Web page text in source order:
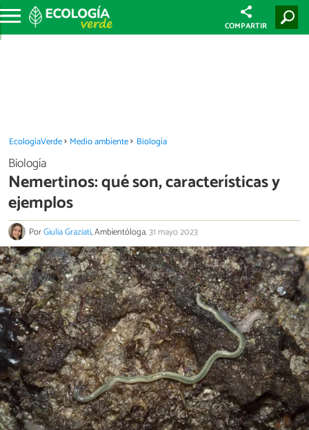
COMPARTIR
EcologíaVerde Medio ambiente Biología
Biología
Nemertinos: qué son, características y
ejemplos
PorGiulia Graziati, Ambientóloga.31 mayo 2023